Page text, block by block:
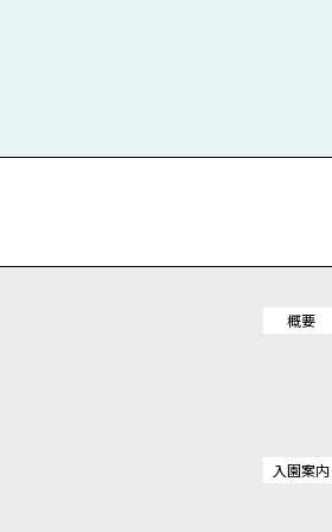
概要
入園案内